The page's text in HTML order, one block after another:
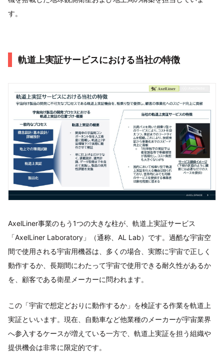
す。
軌道上実証サービスにおける当社の特徴
AxelLiner事業のもう1つの大きな柱が、軌道上実証サービス
「AxelLiner Laboratory」（通称、AL Lab）です。過酷な宇宙空
間で使用される宇宙用機器は、多くの場合、実際に宇宙で正しく
動作するか、長期間にわたって宇宙で使用できる耐久性があるか
を、顧客である衛星メーカーに問われます。
この「宇宙で想定どおりに動作するか」を検証する作業を軌道上
実証といいます。現在、自動車など他業種のメーカーが宇宙業界
へ参入するケースが増えている一方で、軌道上実証を担う組織や
提供機会は非常に限定的です。